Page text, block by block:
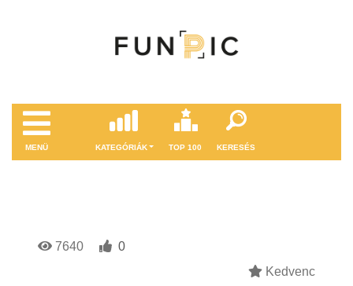
MENÜ KATEGÓRIÁK TOP 100 KERESÉS
7640
0
Kedvenc